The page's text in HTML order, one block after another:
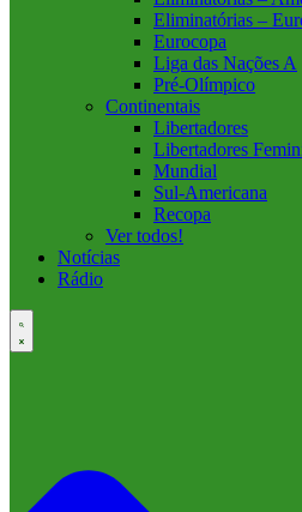
Eliminatórias –
Eurocopa
Liga das Nações A
Pré-Olímpico
Continentais
Libertadores
Libertadores
Mundial
Sul-Americana
Recopa
Ver todos!
Notícias
Rádio